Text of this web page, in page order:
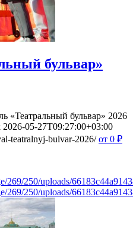
бульвар»
«Театральный бульвар» 2026
2026-05-27T09:27:00+03:00
teatralnyj-bulvar-2026/ от 0 ₽
269/250/uploads/
269/250/uploads/